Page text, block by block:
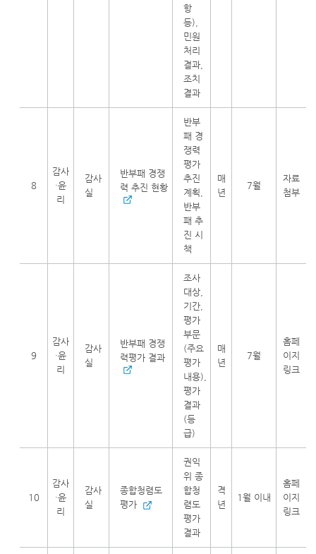
항
등),
민원
처리
결과,
조치
결과
8
감사
·윤
리
감사
실
반부패 경쟁
력 추진 현황
반부
패 경
쟁력
평가
추진
계획,
반부
패 추
진 시
책
매
년
7월
자료
첨부
9
감사
·윤
리
감사
실
반부패 경쟁
력평가 결과
조사
대상,
기간,
평가
부문
(주요
평가
내용),
평가
결과
(등
급)
매
년
7월
홈페
이지
링크
10
감사
·윤
리
감사
실
종합청렴도
평가
권익
위 종
합청
렴도
평가
결과
격
년
1월 이내
홈페
이지
링크